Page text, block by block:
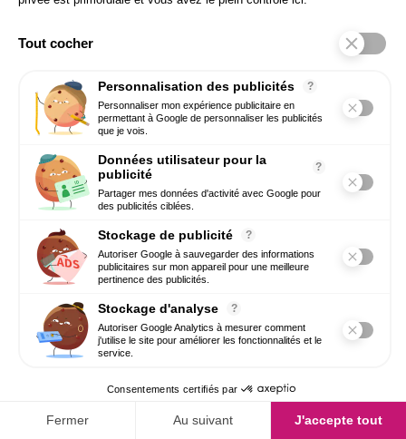
équipes.
5. Acceptation et formalisation de l’accord
L’accord du salarié pour la mise en œuvre du télétravail
est formalisé par écrit, selon les modalités prévues par
l’entreprise (avenant au contrat de travail, validation
écrite, procédure interne dématérialisée).
Cette formalisation précise notamment la durée de mise
en place du télétravail, les modalités pratiques et les
conditions de réversibilité.
6. Organisation du temps de travail et
Le télétravail n’entraîne aucune modification de la durée